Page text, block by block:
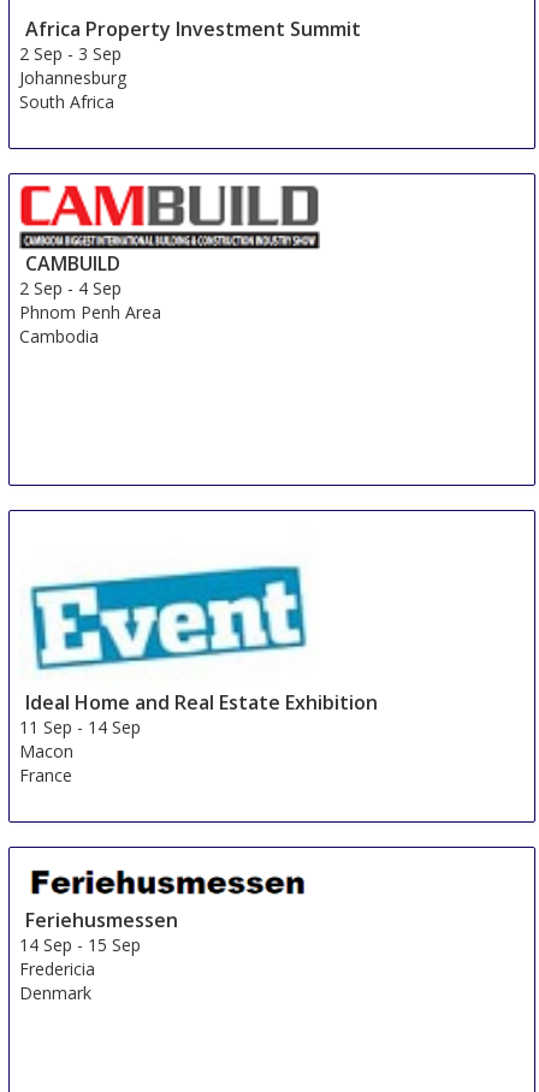
Africa Property Investment Summit
2 Sep - 3 Sep
Johannesburg
South Africa
CAMBUILD
2 Sep - 4 Sep
Phnom Penh Area
Cambodia
Ideal Home and Real Estate Exhibition
11 Sep - 14 Sep
Macon
France
Feriehusmessen
14 Sep - 15 Sep
Fredericia
Denmark